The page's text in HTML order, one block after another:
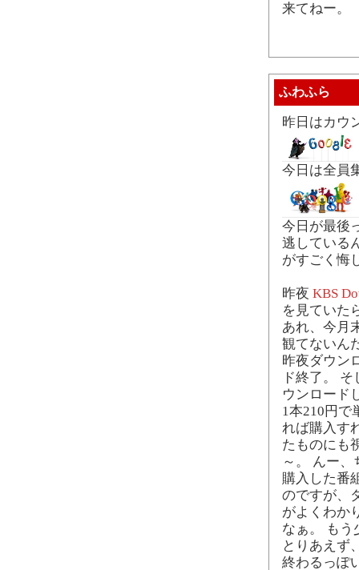
来てねー。
ふわふら
昨日はカウ
今日は全員
今日が最後
逃している
がすごく悔
昨夜 KBS
を見ていた
あれ、今月
観てないん
昨夜ダウン
ド終了。
ウンロード
1本210円で
れば購入す
たものにも
～。 んー
購入した番
のですが、
がよくわか
なぁ。 もう
とりあえず
終わるっぽ